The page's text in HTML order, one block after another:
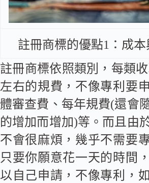
註冊商標的優點1：成本
註冊商標依照類別，每類收
左右的規費，不像專利要
體審查費、每年規費(還會
的增加而增加)等。而且由
不會很麻煩，幾乎不需要
只要你願意花一天的時間
以自己申請，不像專利，